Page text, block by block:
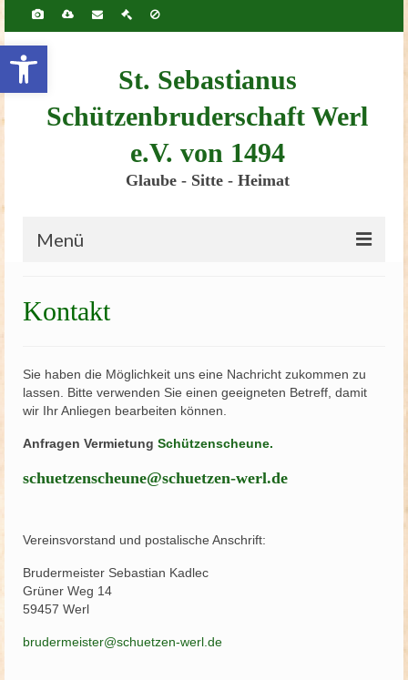
Werkzeugleiste öffnen
springen
St. Sebastianus
Schützenbruderschaft Werl
e.V. von 1494
Glaube - Sitte - Heimat
Menü
Bruderschaft
Kinderschützenfest
Schützenfest
Schießgruppe
Kontakt
Sie haben die Möglichkeit uns eine Nachricht zukommen zu
lassen. Bitte verwenden Sie einen geeigneten Betreff, damit
wir Ihr Anliegen bearbeiten können.
Anfragen Vermietung Schützenscheune.
schuetzenscheune@schuetzen-werl.de
Vereinsvorstand und postalische Anschrift:
Brudermeister Sebastian Kadlec
Grüner Weg 14
59457 Werl
brudermeister@schuetzen-werl.de